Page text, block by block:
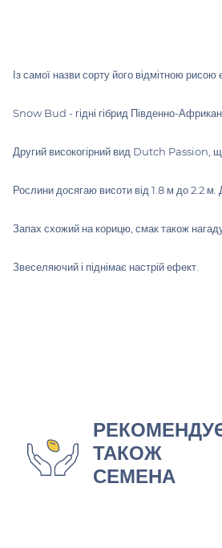
Із самої назви сорту його відмітною рисою
Snow Bud - гідні гібрид Південно-
Другий високогірний вид Dutch Passion,
Рослини досягаю висоти від 1.8 м до 2.2 м.
Запах схожий на корицю, смак також
Звеселяючий і піднімає настрій ефект.
ТАКОЖ
СЕМЕНА